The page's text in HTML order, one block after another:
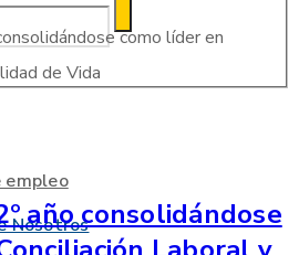
empleo
Nosotros
año consolidándose